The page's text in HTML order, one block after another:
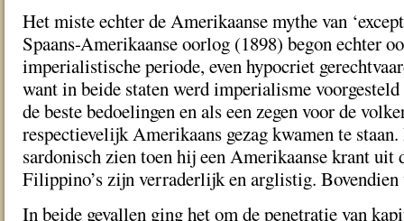
Het miste echter de Amerikaanse mythe van
Spaans-Amerikaanse oorlog (1898) begon echter
imperialistische periode, even hypocriet
want in beide staten werd imperialisme
de beste bedoelingen en als een zegen voor de
respectievelijk Amerikaans gezag kwamen te
sardonisch zien toen hij een Amerikaanse krant uit
Filippino’s zijn verraderlijk en arglistig.
In beide gevallen ging het om de penetratie van